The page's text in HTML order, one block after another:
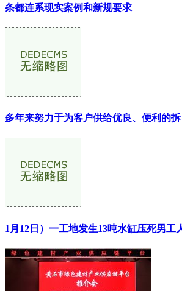
条都连系现实案例和新规要求
多年来努力于为客户供给优良、便利的拆
1月12日）一工地发生13吨水缸压死男工